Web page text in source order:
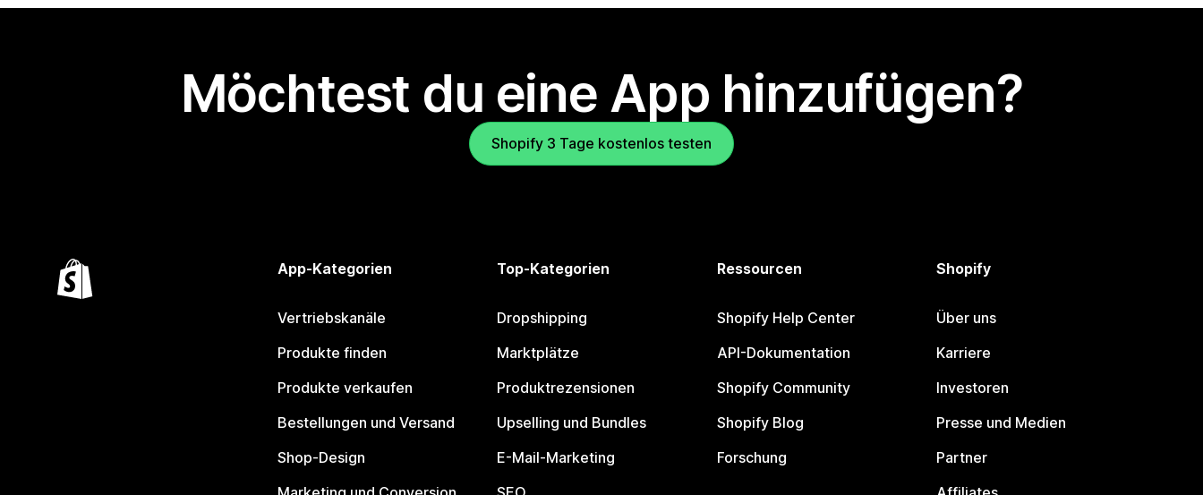
Möchtest du eine App hinzufügen?
Shopify 3 Tage kostenlos testen
App-Kategorien
Vertriebskanäle
Produkte finden
Produkte verkaufen
Bestellungen und Versand
Shop-Design
Top-Kategorien
Dropshipping
Marktplätze
Produktrezensionen
Upselling und Bundles
E-Mail-Marketing
Ressourcen
Shopify Help Center
API-Dokumentation
Shopify Community
Shopify Blog
Forschung
Shopify
Über uns
Karriere
Investoren
Presse und Medien
Partner